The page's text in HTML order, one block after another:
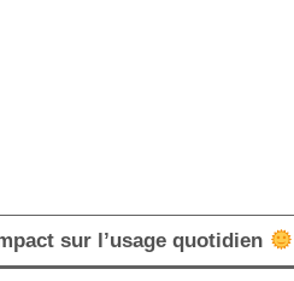
sur l’usage quotidien